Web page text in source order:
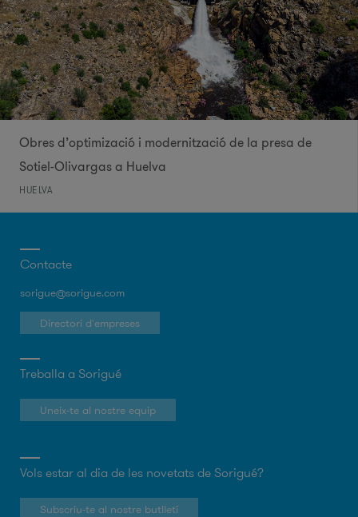
Obres d’optimizació i modernització de la presa de
Sotiel-Olivargas a Huelva
HUELVA
Contacte
sorigue@sorigue.com
Directori d'empreses
Treballa a Sorigué
Uneix-te al nostre equip
Vols estar al dia de les novetats de Sorigué?
Subscriu-te al nostre butlletí